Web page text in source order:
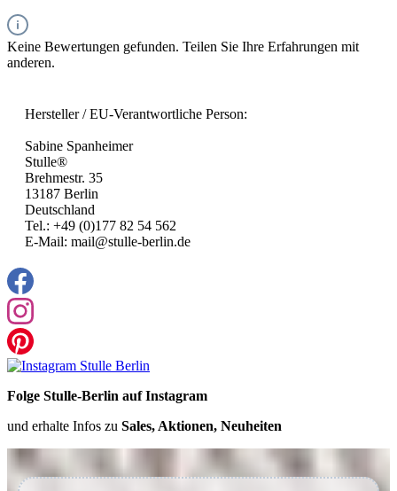
Keine Bewertungen gefunden. Teilen Sie Ihre Erfahrungen mit
anderen.
Hersteller / EU-Verantwortliche Person:
Sabine Spanheimer
Stulle®
Brehmestr. 35
13187 Berlin
Deutschland
Tel.: +49 (0)177 82 54 562
E-Mail: mail@stulle-berlin.de
Folge Stulle-Berlin auf Instagram
und erhalte Infos zu Sales, Aktionen, Neuheiten